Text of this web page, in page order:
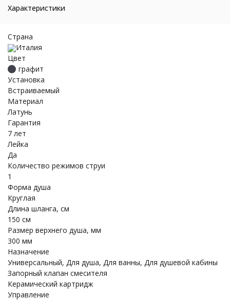
Характеристики
Страна
Италия
Цвет
графит
Установка
Встраиваемый
Материал
Латунь
Гарантия
7 лет
Лейка
Да
Количество режимов струи
1
Форма душа
Круглая
Длина шланга, см
150 см
Размер верхнего душа, мм
300 мм
Назначение
Универсальный, Для душа, Для ванны, Для душевой кабины
Запорный клапан смесителя
Керамический картридж
Управление